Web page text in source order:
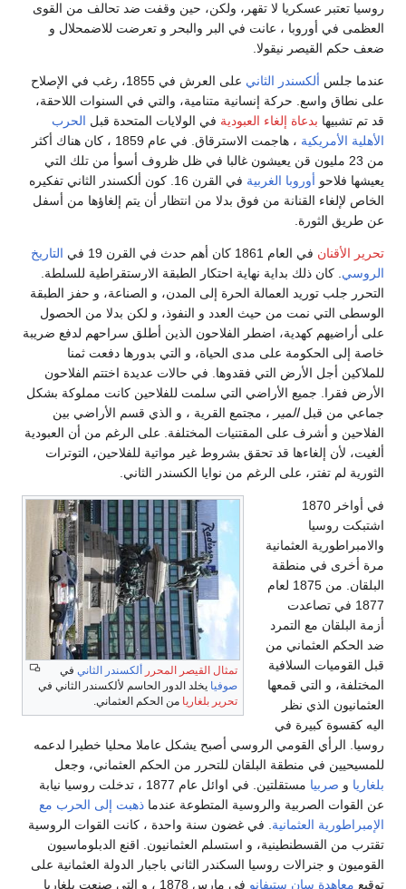
روسيا تعتبر عسكريا لا تقهر، ولكن، حين وقفت ضد تحالف من القوى
العظمى في أوروبا ، عانت في البر والبحر و تعرضت للاضمحلال و
ضعف حكم القيصر نيقولا.
عندما جلس ألكسندر الثاني
على العرش في 1855، رغب في الإصلاح
على نطاق واسع. حركة إنسانية متنامية، والتي في السنوات اللاحقة،
قد تم تشبيها بدعاة إلغاء العبودية في الولايات المتحدة قبل الحرب
الأهلية الأمريكية
، هاجمت الاسترقاق. في عام 1859 ، كان هناك أكثر
من 23 مليون قن يعيشون غالبا في ظل ظروف أسوأ من تلك التي
يعيشها فلاحو أوروبا الغربية
في القرن 16. كون ألكسندر الثاني تفكيره
الخاص لإلغاء القنانة من فوق بدلا من انتظار أن يتم إلغاؤها من أسفل
عن طريق الثورة.
تحرير الأقنان في العام 1861 كان أهم حدث في القرن 19 في
التاريخ
الروسي. كان ذلك بداية نهاية احتكار الطبقة الارستقراطية للسلطة.
التحرر جلب توريد العمالة الحرة إلى المدن، و الصناعة، و حفز الطبقة
الوسطى التي نمت من حيث العدد و النفوذ، و لكن بدلا من الحصول
على أراضيهم كهدية، اضطر الفلاحون الذين أطلق سراحهم لدفع ضريبة
خاصة إلى الحكومة على مدى الحياة، و التي بدورها دفعت ثمنا
للملاكين أجل الأرض التي فقدوها. في حالات عديدة اختتم الفلاحون
الأرض فقرا. جميع الأراضي التي سلمت للفلاحين كانت مملوكة بشكل
جماعي من قبلالمير ، مجتمع القرية ، و الذي قسم الأراضي بين
الفلاحين و أشرف على المقتنيات المختلفة. على الرغم من أن العبودية
ألغيت، لأن إلغاءها قد تحقق بشروط غير مواتية للفلاحين، التوترات
الثورية لم تفتر، على الرغم من نوايا الكسندر الثاني.
تمثال القيصر المحرر ألكسندر الثاني في
صوفيا يخلد الدور الحاسم لألكسندر الثاني في
تحرير بلغاريا من الحكم العثماني.
في أواخر 1870
اشتبكت روسيا
والامبراطورية العثمانية
مرة أخرى في منطقة
البلقان. من 1875 لعام
1877 في تصاعدت
أزمة البلقان مع التمرد
ضد الحكم العثماني من
قبل القوميات السلافية
المختلفة، و التي قمعها
العثمانيون الذي نظر
اليه كقسوة كبيرة في
روسيا. الرأي القومي الروسي أصبح يشكل عاملا محليا خطيرا لدعمه
للمسيحيين في منطقة البلقان للتحرر من الحكم العثماني، وجعل
بلغاريا و صربيا
مستقلتين. في اوائل عام 1877 ، تدخلت روسيا نيابة
عن القوات الصربية والروسية المتطوعة عندما ذهبت إلى الحرب مع
الإمبراطورية العثمانية. في غضون سنة واحدة ، كانت القوات الروسية
تقترب من القسطنطينية، و استسلم العثمانيون. اقنع الدبلوماسيون
القوميون و جنرالات روسيا السكندر الثاني باجبار الدولة العثمانية على
توقيع معاهدة سان ستيفانو في مارس 1878 ، و التي صنعت بلغاريا